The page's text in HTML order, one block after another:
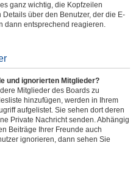
ganz wichtig, die Kopfzeilen
über den Benutzer, der die E-
dann entsprechend reagieren.
und ignorierten Mitglieder?
Mitglieder des Boards zu
hinzufügen, werden in Ihrem
aufgelistet. Sie sehen dort deren
Private Nachricht senden. Abhängig
Beiträge Ihrer Freunde auch
ignorieren, dann sehen Sie